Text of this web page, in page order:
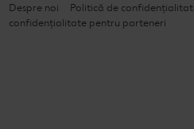
Despre noi Politică de
confidențialitate pentru parteneri